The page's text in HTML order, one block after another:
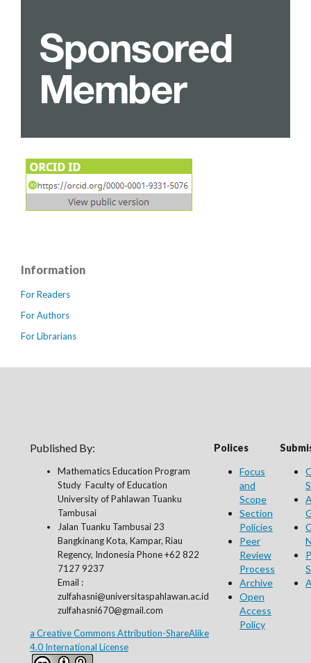
Information
For Readers
For Authors
For Librarians
Published By:
Mathematics Education Program
Study Faculty of Education
University of Pahlawan Tuanku
Tambusai
Jalan Tuanku Tambusai 23
Bangkinang Kota, Kampar, Riau
Regency, Indonesia Phone +62 822
7127 9237
Email :
zulfahasni@universitaspahlawan.ac.id
zulfahasni670@gmail.com
a Creative Commons Attribution-ShareAlike
4.0 International License
Polices
Focus
and
Scope
Section
Policies
Peer
Review
Process
Archive
Open
Access
Policy